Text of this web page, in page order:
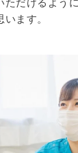
ます。